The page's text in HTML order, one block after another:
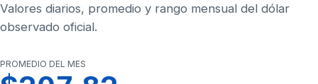
Valores diarios, promedio y rango mensual del dólar
observado oficial.
PROMEDIO DEL MES